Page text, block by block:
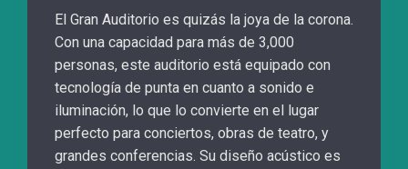
El Gran Auditorio es quizás la joya de la corona.
Con una capacidad para más de 3,000
personas, este auditorio está equipado con
tecnología de punta en cuanto a sonido e
iluminación, lo que lo convierte en el lugar
perfecto para conciertos, obras de teatro, y
grandes conferencias. Su diseño acústico es